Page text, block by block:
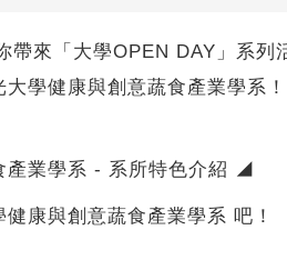
來「大學OPEN DAY」系列
學健康與創意蔬食產業學系！
產業學系 - 系所特色介紹 ◢
康與創意蔬食產業學系 吧！